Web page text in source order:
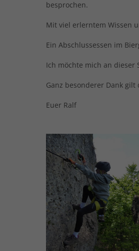
besprochen.
Mit viel erlerntem Wissen
Ein Abschlussessen im
Ich möchte mich an dieser
Ganz besonderer Dank
Euer Ralf